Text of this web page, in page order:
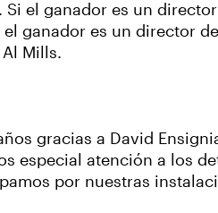
el ganador es un
ganador es un director
Mills.
gracias a David
especial atención a los
por nuestras